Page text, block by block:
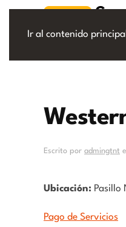
Ir al contenido principal
Escrito por admingtnt
Ubicación: Pasillo
Pago de Servicios